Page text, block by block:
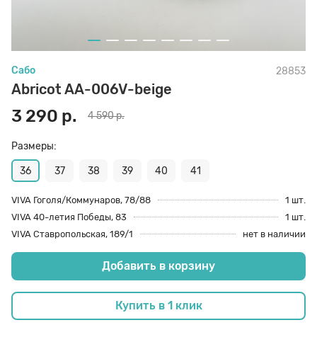
Сабо 28853
Abricot AA-006V-beige
3 290 р. 4 590 р.
Размеры:
36 37 38 39 40 41
VIVA Гоголя/Коммунаров, 78/88
1 шт.
VIVA 40-летия Победы, 83
1 шт.
VIVA Ставропольская, 189/1
нет в наличии
Добавить в корзину
Купить в 1 клик
8 den
Полустельки
Пропитка
Пяткоудерживатели
Растяжитель и Очиститель
Салфетки